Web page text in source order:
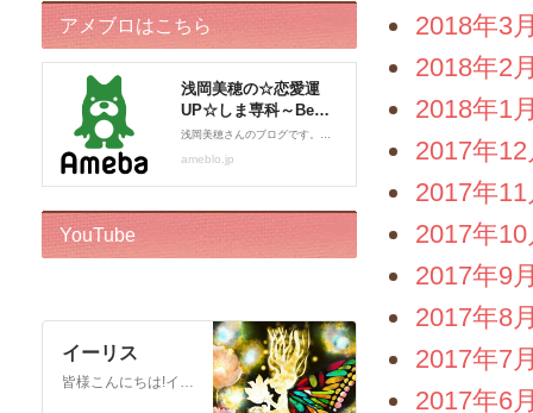
2018年3
2018年2
2018年1
2017年12
2017年11
2017年10
2017年9
2017年8
2017年7
2017年6
アメブロはこちら
YouTube
イーリス
皆様こんにちは!イーリスです! ドリーバーチュー博士公認 エンジェル・イントゥイティブ（AI）™です。 心理カウンセラー、カードセラピスト、アドバイザー、執筆をしております。 このチャンネルはボランティアでお届けしております。私自身がオラクルカードに救われた一人なので、 誰かのお役に立ちたいという気持ちからスタートいたしました! ※2018年12月22日から…